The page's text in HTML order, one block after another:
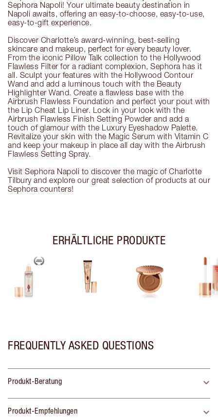
Sephora Napoli! Your ultimate beauty destination in
Napoli awaits, offering an easy-to-choose, easy-to-use,
easy-to-gift experience.
Discover Charlotte’s award-winning, best-selling
skincare and makeup, perfect for every beauty lover.
From the iconic Pillow Talk collection to the Hollywood
Flawless Filter for a radiant complexion, Sephora has it
all. Sculpt your features with the Hollywood Contour
Wand and add a luminous touch with the Beauty
Highlighter Wand. Create a flawless base with the
Airbrush Flawless Foundation and perfect your pout with
the Lip Cheat Lip Liner. Lock in your look with the
Airbrush Flawless Finish Setting Powder and add a
touch of glamour with the Luxury Eyeshadow Palette.
Revitalize your skin with the Magic Serum with Vitamin C
and keep your makeup in place all day with the Airbrush
Flawless Setting Spray.
Visit Sephora Napoli to discover the magic of Charlotte
Tilbury and explore our great selection of products at our
Sephora counters!
ERHÄLTLICHE PRODUKTE
FREQUENTLY ASKED QUESTIONS
Produkt-Beratung
Produkt-Empfehlungen